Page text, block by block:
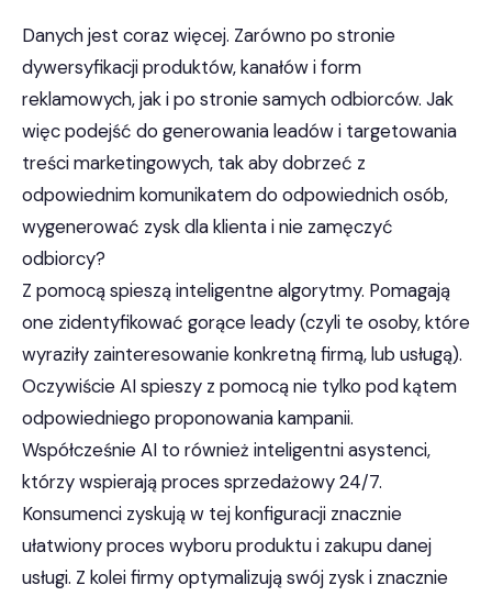
Danych jest coraz więcej. Zarówno po stronie
dywersyfikacji produktów, kanałów i form
reklamowych, jak i po stronie samych odbiorców. Jak
więc podejść do generowania leadów i targetowania
treści marketingowych, tak aby dobrzeć z
odpowiednim komunikatem do odpowiednich osób,
wygenerować zysk dla klienta i nie zamęczyć
odbiorcy?
Z pomocą spieszą inteligentne algorytmy. Pomagają
one zidentyfikować gorące leady (czyli te osoby, które
wyraziły zainteresowanie konkretną firmą, lub usługą).
Oczywiście AI spieszy z pomocą nie tylko pod kątem
odpowiedniego proponowania kampanii.
Współcześnie AI to również inteligentni asystenci,
którzy wspierają proces sprzedażowy 24/7.
Konsumenci zyskują w tej konfiguracji znacznie
ułatwiony proces wyboru produktu i zakupu danej
usługi. Z kolei firmy optymalizują swój zysk i znacznie